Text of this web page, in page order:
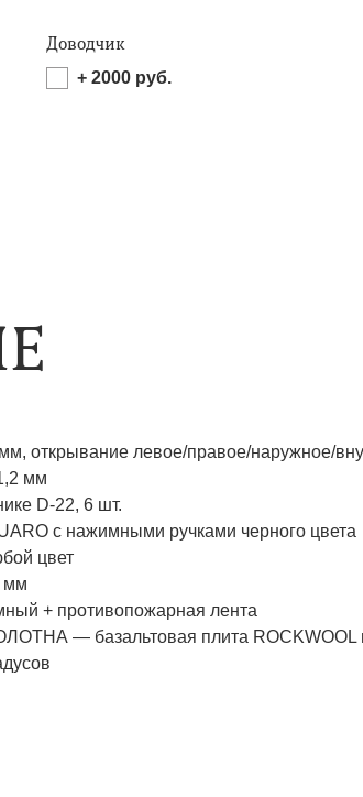
Доводчик
+ 2000 руб.
открывание левое/правое/наружное/
мм
D-22, 6 шт.
с нажимными ручками черного цвета
цвет​​​​​​​
мм
+ противопожарная лента
— базальтовая плита ROCKWOOL